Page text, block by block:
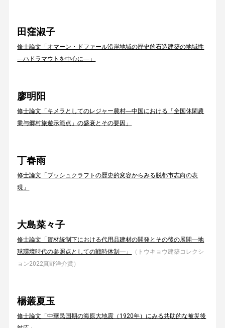
田窪淑子
修士論文「オマーン・ドファール沿岸地域の歴史的石造建築の地域性
―ハドラマウトを中心に―」
廖明阳
修士論文「キメラとしてのレジャー農村―中国における「全国休閑農
業与郷村旅遊示範点」の盛衰とその要因」
丁春雨
修士論文「ブッシュクラフトの歴史的変容からみる脱都市志向の表
現」
大島菜々子
修士論文「資材統制下における代用品建材の開発とその後の展開―地
球環境時代の参照点としての戦時体制―」
（トウキョウ建築コレクシ
ョン2022真野洋介賞）
楊叢夏玉
修士論文「中華民国期の海原大地震（1920年）にみる共助的な被災後